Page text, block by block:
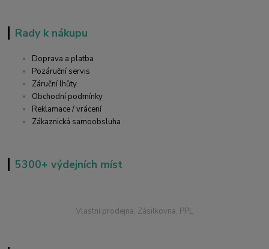
Rady k nákupu
Doprava a platba
Pozáruční servis
Záruční lhůty
Obchodní podmínky
Reklamace / vrácení
Zákaznická samoobsluha
5300+ výdejních míst
Vlastní prodejna, Zásilkovna, PPL